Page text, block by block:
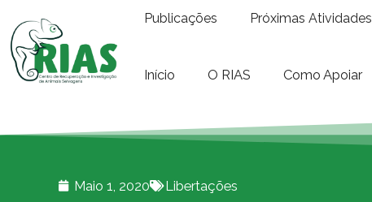
Publicações Próximas Atividades
Início O RIAS Como Apoiar
Maio 1, 2020 Libertações